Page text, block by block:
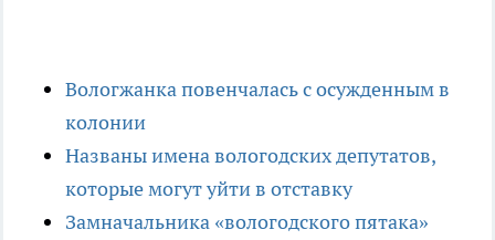
Вологжанка повенчалась с осужденным в
колонии
Названы имена вологодских депутатов,
которые могут уйти в отставку
Замначальника «вологодского пятака»